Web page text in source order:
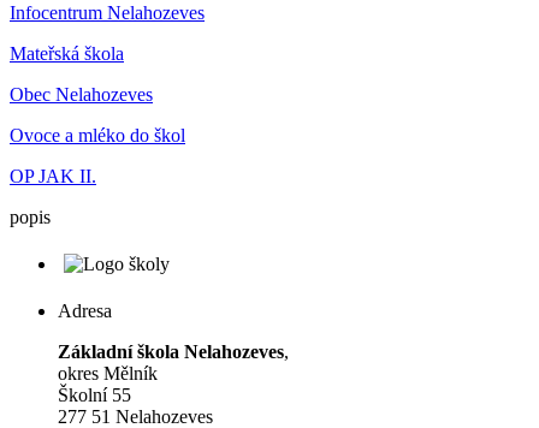
Infocentrum Nelahozeves
Mateřská škola
Obec Nelahozeves
Ovoce a mléko do škol
OP JAK II.
popis
Adresa
Základní škola Nelahozeves,
okres Mělník
Školní 55
277 51 Nelahozeves